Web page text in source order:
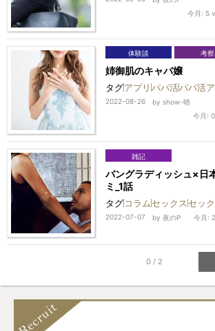
今月: 5
体験談 考察
姉御肌のキャバ嬢
タグアプリ パパ活パパ活
2022-08-26 by show-晴
今月:
雑記
バングラディッシュ×日
ミ_1話
タグコラムセックス セッ
2022-07-07 by夜のP 今月:
0 / 2